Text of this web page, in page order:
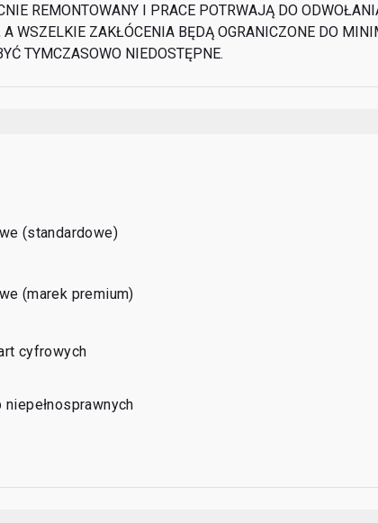
REMONTOWANY I PRACE POTRWAJĄ DO
A WSZELKIE ZAKŁÓCENIA BĘDĄ OGRANICZONE DO
TYMCZASOWO NIEDOSTĘPNE.
(standardowe)
(marek premium)
cyfrowych